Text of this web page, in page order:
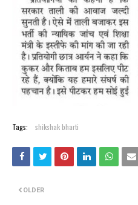
Tags: shikshak bharti
OLDER